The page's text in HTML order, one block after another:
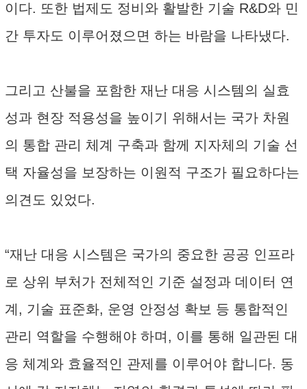
이다. 또한 법제도 정비와 활발한 기술 R&D와 민
간 투자도 이루어졌으면 하는 바람을 나타냈다.
그리고 산불을 포함한 재난 대응 시스템의 실효
성과 현장 적용성을 높이기 위해서는 국가 차원
의 통합 관리 체계 구축과 함께 지자체의 기술 선
택 자율성을 보장하는 이원적 구조가 필요하다는
의견도 있었다.
“재난 대응 시스템은 국가의 중요한 공공 인프라
로 상위 부처가 전체적인 기준 설정과 데이터 연
계, 기술 표준화, 운영 안정성 확보 등 통합적인
관리 역할을 수행해야 하며, 이를 통해 일관된 대
응 체계와 효율적인 관제를 이루어야 합니다. 동